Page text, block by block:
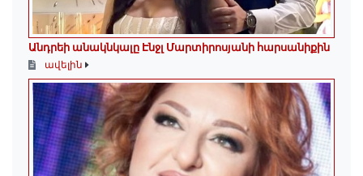
Անդրեի անակնկալը Էնջլ Մարտիրոսյանի հարսանիքին
ավելին